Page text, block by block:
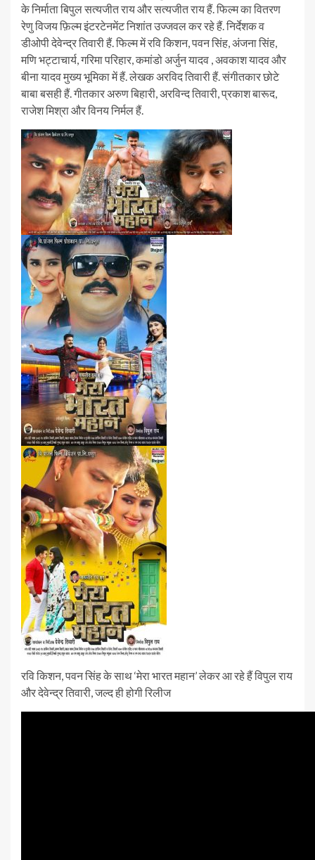
के निर्माता बिपुल सत्यजीत राय और सत्यजीत राय हैं. फिल्म का वितरण
रेणु विजय फ़िल्म इंटरटेनमेंट निशांत उज्जवल कर रहे हैं. निर्देशक व
डीओपी देवेन्द्र तिवारी हैं. फिल्म में रवि किशन, पवन सिंह, अंजना सिंह,
मणि भट्टाचार्य, गरिमा परिहार, कमांडो अर्जुन यादव , अवकाश यादव और
बीना यादव मुख्य भूमिका में हैं. लेखक अरविद तिवारी हैं. संगीतकार छोटे
बाबा बसही हैं. गीतकार अरुण बिहारी, अरविन्द तिवारी, प्रकाश बारूद,
राजेश मिश्रा और विनय निर्मल हैं.
रवि किशन, पवन सिंह के साथ ‘मेरा भारत महान’ लेकर आ रहे हैं विपुल राय
और देवेन्द्र तिवारी, जल्द ही होगी रिलीज